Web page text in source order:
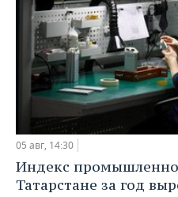
05 авг, 14:30
Индекс
Татарстане за год